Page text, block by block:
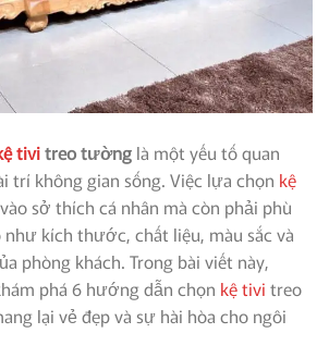
tivitreo tường là một yếu tố quan
trí không gian sống. Việc lựa chọn kệ
sở thích cá nhân mà còn phải phù
kích thước, chất liệu, màu sắc và
phòng khách. Trong bài viết này,
phá 6 hướng dẫn chọn kệ tivi treo
lại vẻ đẹp và sự hài hòa cho ngôi